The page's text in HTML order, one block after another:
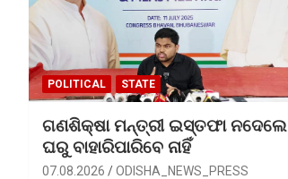
POLITICAL STATE
ଗଣଶିକ୍ଷା ମନ୍ତ୍ରୀ ଇସ୍ତଫା ନଦେଲେ
ଘରୁ ବାହାରିପାରିବେ ନାହିଁ
07.08.2026 ODISHA_NEWS_PRESS